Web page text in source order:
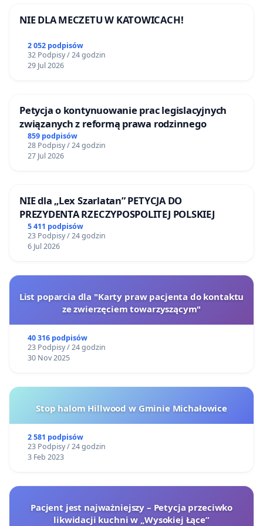
NIE DLA MECZETU W KATOWICACH!
2 052 podpisów
32 Podpisy / 24 godzin
29 Jul 2026
Petycja o kontynuowanie prac legislacyjnych
związanych z reformą prawa rodzinnego
859 podpisów
28 Podpisy / 24 godzin
27 Jul 2026
NIE dla „Lex Szarlatan” PETYCJA DO
PREZYDENTA RZECZYPOSPOLITEJ POLSKIEJ
5 411 podpisów
23 Podpisy / 24 godzin
6 Jul 2026
List poparcia dla "Karty praw pacjenta do kontaktu
ze zwierzęciem towarzyszącym"
40 316 podpisów
23 Podpisy / 24 godzin
30 Nov 2025
Stop halom Hillwood w Gminie Michałowice
2 581 podpisów
23 Podpisy / 24 godzin
3 Feb 2023
Pacjent jest najważniejszy – Petycja przeciwko
likwidacji kuchni w „Wysokiej Łące”